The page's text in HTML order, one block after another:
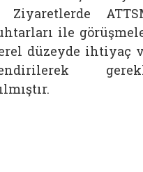
ile
düzeyde ihtiyaç